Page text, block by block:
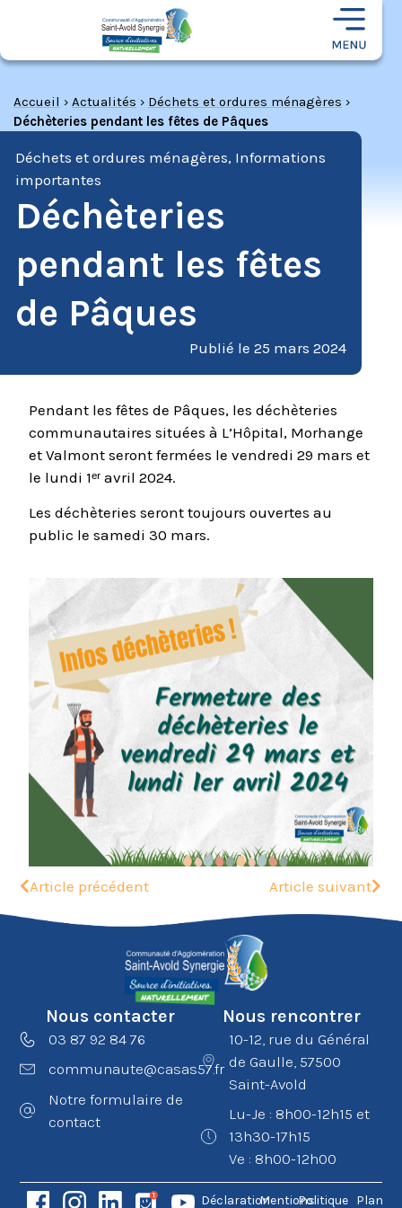
Accueil › Actualités › Déchets et ordures ménagères ›
Déchèteries pendant les fêtes de Pâques
Déchets et ordures ménagères, Informations
importantes
Déchèteries
pendant les fêtes
de Pâques
Publié le 25 mars 2024
Pendant les fêtes de Pâques, les déchèteries
communautaires situées à L’Hôpital, Morhange
et Valmont seront fermées le vendredi 29 mars et
le lundi 1ᵉʳ avril 2024.
Les déchèteries seront toujours ouvertes au
public le samedi 30 mars.
Article précédent Article suivant
Nous contacter
03 87 92 84 76
communaute@casas57.fr
Notre formulaire de
contact
Nous rencontrer
10-12, rue du Général
de Gaulle, 57500
Saint-Avold
Lu-Je : 8h00-12h15 et
13h30-17h15
Ve : 8h00-12h00
DéclarationMentionsPolitique Plan